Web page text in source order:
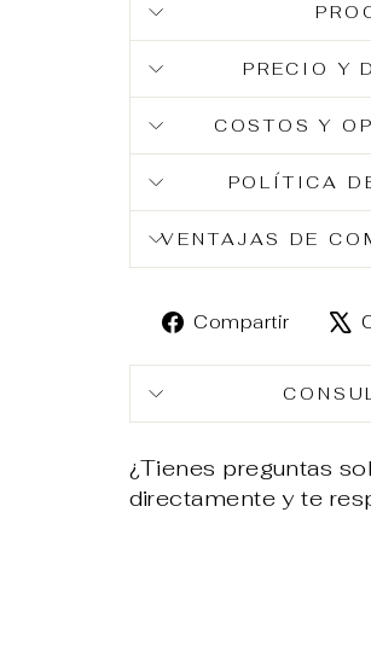
PRECIO Y
COSTOS Y
POLÍTICA
VENTAJAS DE
Compartir
¿Tienes preguntas
directamente y te